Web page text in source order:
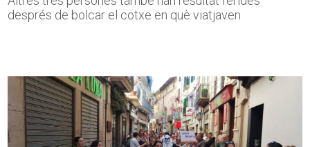
després de bolcar el cotxe en què viatjaven